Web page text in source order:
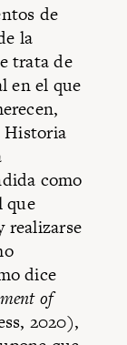
de
la
trata de
en el que
Historia
como
que
realizarse
dice
of
2020),